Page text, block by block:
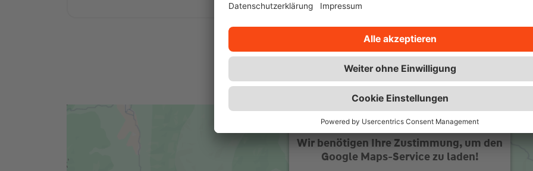
Wir benötigen Ihre Zustimmung, um den
Google Maps-Service zu laden!